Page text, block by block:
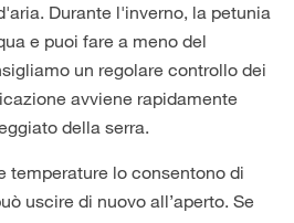
Durante l'inverno, la petunia
e puoi fare a meno del
un regolare controllo dei
avviene rapidamente
della serra.
temperature lo consentono di
uscire di nuovo all’aperto. Se